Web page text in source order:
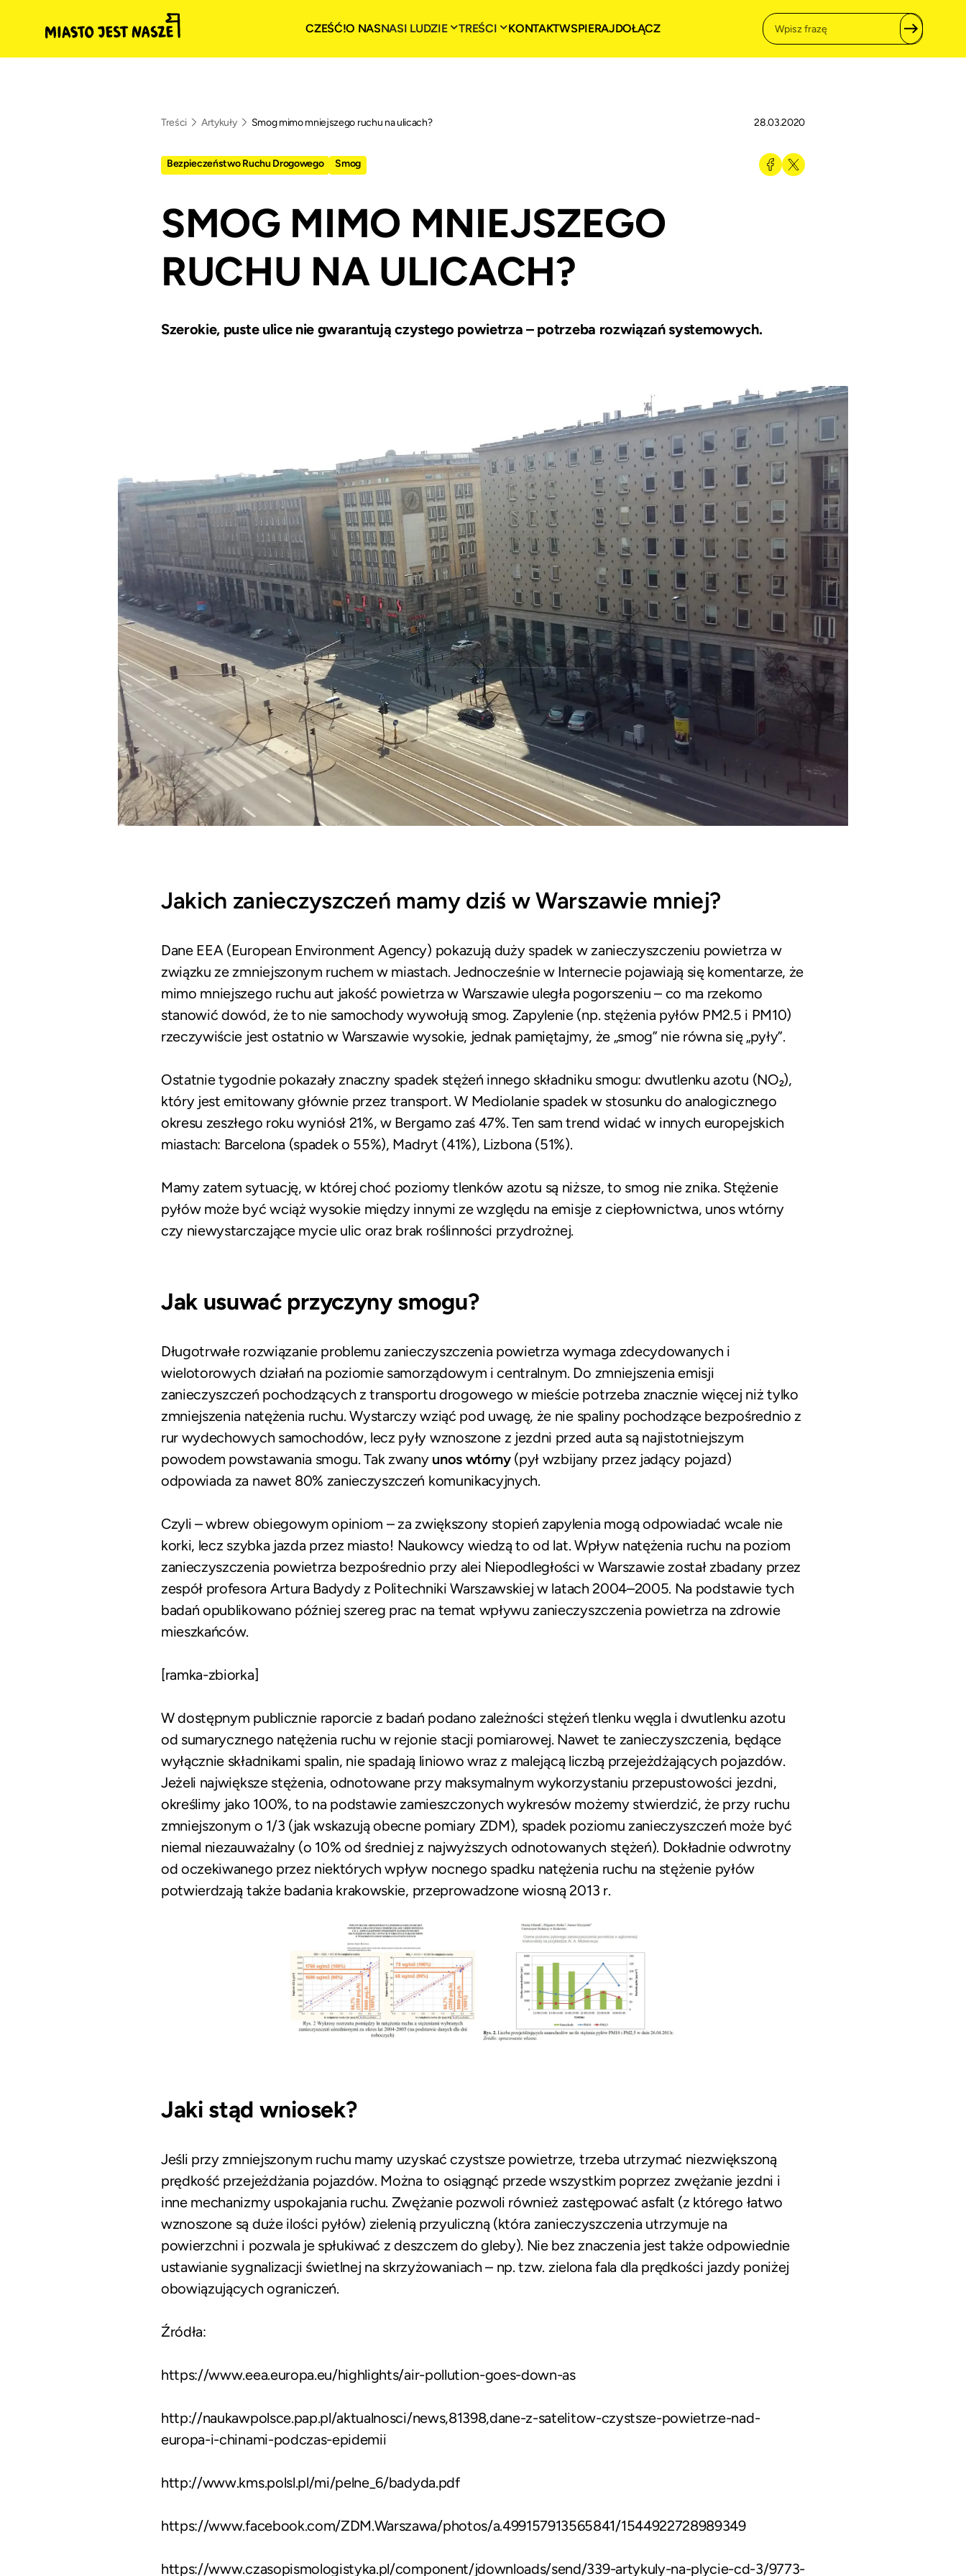
CZEŚĆ!O NASNASI LUDZIE TREŚCI KONTAKTWSPIERAJDOŁĄCZ
Treści Artykuły Smog mimo mniejszego ruchu na ulicach? 28.03.2020
Bezpieczeństwo Ruchu Drogowego Smog
SMOG MIMO MNIEJSZEGO
RUCHU NA ULICACH?
Szerokie, puste ulice nie gwarantują czystego powietrza – potrzeba rozwiązań systemowych.
Jakich zanieczyszczeń mamy dziś w Warszawie mniej?
Dane EEA (European Environment Agency) pokazują duży spadek w zanieczyszczeniu powietrza w
związku ze zmniejszonym ruchem w miastach. Jednocześnie w Internecie pojawiają się komentarze, że
mimo mniejszego ruchu aut jakość powietrza w Warszawie uległa pogorszeniu – co ma rzekomo
stanowić dowód, że to nie samochody wywołują smog. Zapylenie (np. stężenia pyłów PM2.5 i PM10)
rzeczywiście jest ostatnio w Warszawie wysokie, jednak pamiętajmy, że „smog” nie równa się „pyły”.
Ostatnie tygodnie pokazały znaczny spadek stężeń innego składniku smogu: dwutlenku azotu (NO₂),
który jest emitowany głównie przez transport. W Mediolanie spadek w stosunku do analogicznego
okresu zeszłego roku wyniósł 21%, w Bergamo zaś 47%. Ten sam trend widać w innych europejskich
miastach: Barcelona (spadek o 55%), Madryt (41%), Lizbona (51%).
Mamy zatem sytuację, w której choć poziomy tlenków azotu są niższe, to smog nie znika. Stężenie
pyłów może być wciąż wysokie między innymi ze względu na emisje z ciepłownictwa, unos wtórny
czy niewystarczające mycie ulic oraz brak roślinności przydrożnej.
Jak usuwać przyczyny smogu?
Długotrwałe rozwiązanie problemu zanieczyszczenia powietrza wymaga zdecydowanych i
wielotorowych działań na poziomie samorządowym i centralnym. Do zmniejszenia emisji
zanieczyszczeń pochodzących z transportu drogowego w mieście potrzeba znacznie więcej niż tylko
zmniejszenia natężenia ruchu. Wystarczy wziąć pod uwagę, że nie spaliny pochodzące bezpośrednio z
rur wydechowych samochodów, lecz pyły wznoszone z jezdni przed auta są najistotniejszym
powodem powstawania smogu. Tak zwany unos wtórny(pył wzbijany przez jadący pojazd)
odpowiada za nawet 80% zanieczyszczeń komunikacyjnych.
Czyli – wbrew obiegowym opiniom – za zwiększony stopień zapylenia mogą odpowiadać wcale nie
korki, lecz szybka jazda przez miasto! Naukowcy wiedzą to od lat. Wpływ natężenia ruchu na poziom
zanieczyszczenia powietrza bezpośrednio przy alei Niepodległości w Warszawie został zbadany przez
zespół profesora Artura Badydy z Politechniki Warszawskiej w latach 2004–2005. Na podstawie tych
badań opublikowano później szereg prac na temat wpływu zanieczyszczenia powietrza na zdrowie
mieszkańców.
[ramka-zbiorka]
W dostępnym publicznie raporcie z badań podano zależności stężeń tlenku węgla i dwutlenku azotu
od sumarycznego natężenia ruchu w rejonie stacji pomiarowej. Nawet te zanieczyszczenia, będące
wyłącznie składnikami spalin, nie spadają liniowo wraz z malejącą liczbą przejeżdżających pojazdów.
Jeżeli największe stężenia, odnotowane przy maksymalnym wykorzystaniu przepustowości jezdni,
określimy jako 100%, to na podstawie zamieszczonych wykresów możemy stwierdzić, że przy ruchu
zmniejszonym o 1/3 (jak wskazują obecne pomiary ZDM), spadek poziomu zanieczyszczeń może być
niemal niezauważalny (o 10% od średniej z najwyższych odnotowanych stężeń). Dokładnie odwrotny
od oczekiwanego przez niektórych wpływ nocnego spadku natężenia ruchu na stężenie pyłów
potwierdzają także badania krakowskie, przeprowadzone wiosną 2013 r.
Jaki stąd wniosek?
Jeśli przy zmniejszonym ruchu mamy uzyskać czystsze powietrze, trzeba utrzymać niezwiększoną
prędkość przejeżdżania pojazdów. Można to osiągnąć przede wszystkim poprzez zwężanie jezdni i
inne mechanizmy uspokajania ruchu. Zwężanie pozwoli również zastępować asfalt (z którego łatwo
wznoszone są duże ilości pyłów) zielenią przyuliczną (która zanieczyszczenia utrzymuje na
powierzchni i pozwala je spłukiwać z deszczem do gleby). Nie bez znaczenia jest także odpowiednie
ustawianie sygnalizacji świetlnej na skrzyżowaniach – np. tzw. zielona fala dla prędkości jazdy poniżej
obowiązujących ograniczeń.
Źródła:
https://www.eea.europa.eu/highlights/air-pollution-goes-down-as
http://naukawpolsce.pap.pl/aktualnosci/news,81398,dane-z-satelitow-czystsze-powietrze-nad-
europa-i-chinami-podczas-epidemii
http://www.kms.polsl.pl/mi/pelne_6/badyda.pdf
https://www.facebook.com/ZDM.Warszawa/photos/a.499157913565841/1544922728989349
https://www.czasopismologistyka.pl/component/jdownloads/send/339-artykuly-na-plycie-cd-3/9773-